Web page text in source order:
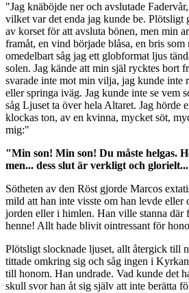
"Jag knäböjde ner och avslutade
vilket var det enda jag kunde be. Plötsligt
av korset för att avsluta bönen, men min
framåt, en vind började blåsa, en bris
omedelbart såg jag ett globformat ljus
solen. Jag kände att min själ rycktes bort
svarade inte mot min vilja, jag kunde inte
eller springa iväg. Jag kunde inte se vem
såg Ljuset ta över hela Altaret. Jag hörde
klockas ton, av en kvinna, mycket söt,
mig:"
"Min son! Min son! Du måste helgas.
men... dess slut är verkligt och
Sötheten av den Röst gjorde Marcos
mild att han inte visste om han levde eller
jorden eller i himlen. Han ville stanna där
henne! Allt hade blivit ointressant för
Plötsligt slocknade ljuset, allt återgick till
tittade omkring sig och såg ingen i
till honom. Han undrade. Vad kunde det
skull svor han åt sig själv att inte berätta